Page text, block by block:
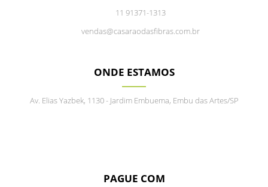
11 91371-1313
vendas@casaraodasfibras.com.br
ONDE ESTAMOS
Av. Elias Yazbek, 1130 - Jardim Embuema, Embu das Artes/SP
PAGUE COM